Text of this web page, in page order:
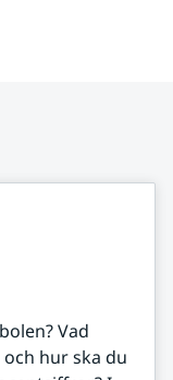
Vad
hur ska du